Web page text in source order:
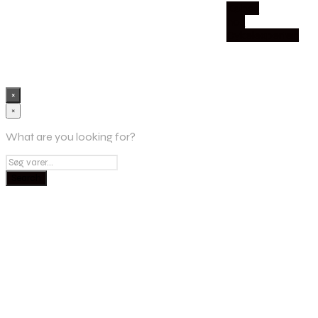
×
×
What are you looking for?